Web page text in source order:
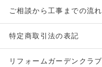
ご相談から工事までの流れ
特定商取引法の表記
リフォームガーデンクラブ